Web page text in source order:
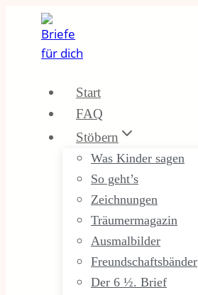
springen
Start
FAQ
Stöbern
Was Kinder sagen
So geht’s
Zeichnungen
Träumermagazin
Ausmalbilder
Freundschaftsbänder
Der 6 ½. Brief